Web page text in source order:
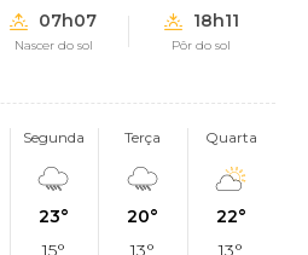
07h07
Nascer do sol
18h11
Pôr do sol
Segunda
23°
15°
Terça
20°
13°
Quarta
22°
13°